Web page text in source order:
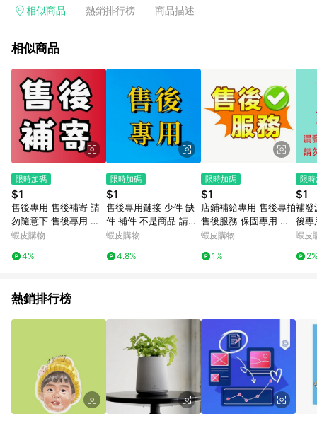
電玩/遊戲/相機/單眼/鏡頭/拍立得 [2024/6/1起適用] -內接硬
的購回饋活動享Yahoo超贈點回饋者 - 購物中心商店之商品：商
3. 訂單回饋金額將扣除運費/購物金/超贈點/福利金/紅利折抵/折
價券等虛擬貨幣折抵 4. 大宗採購或批發轉賣不具回饋資格： 如
有相關事證認定您為大宗採購、批發轉賣而非最終消費使用者，
相關認定以Yahoo購物中心之認定為準
相似商品 熱銷排行榜 商品描述
相似商品
限時加碼
$1
售後專用 售後補寄 請
勿隨意下 售後專用 售
後補寄 請勿隨意下
蝦皮購物
4%
限時加碼
$1
售後專用鏈接 少件 缺
件 補件 不是商品 請勿
下單
蝦皮購物
4.8%
限時加碼
$1
店鋪補給專用 售後專拍
售後服務 保固專用 保
固服務
蝦皮購物
1%
限
$1
補發
後專
差價
蝦皮
熱銷排行榜